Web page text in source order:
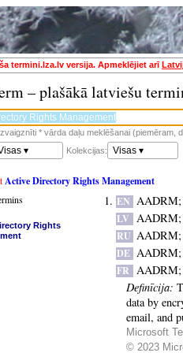
termini.lza.lv versija. Apmeklējiet arī
– plašākā latviešu
* vārda daļu meklēšanai (piemēram,
▾ Kolekcijas: Visas ▾
Active Directory Rights Management
Rights
EN AADRM
LV AADRM
RU AADRM
DE AADRM
FR AADRM
Definīcija:
data by
email, and
Microsoft
© 2023